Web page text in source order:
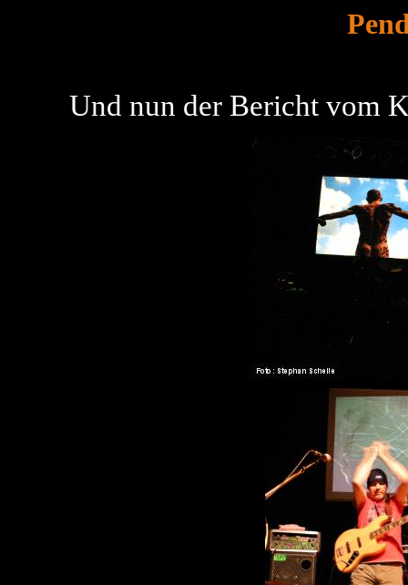
Und nun der Bericht vom